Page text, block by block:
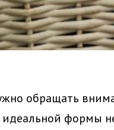
обращать
формы